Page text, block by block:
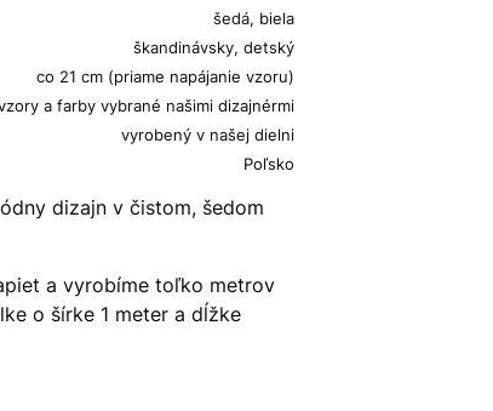
šedá, biela
co 21 cm (priame napájanie vzoru)
a farby vybrané našimi dizajnérmi
vyrobený v našej dielni
škandinávsky, detský
Poľsko
dizajn v čistom, šedom
a vyrobíme toľko metrov
o šírke 1 meter a dĺžke